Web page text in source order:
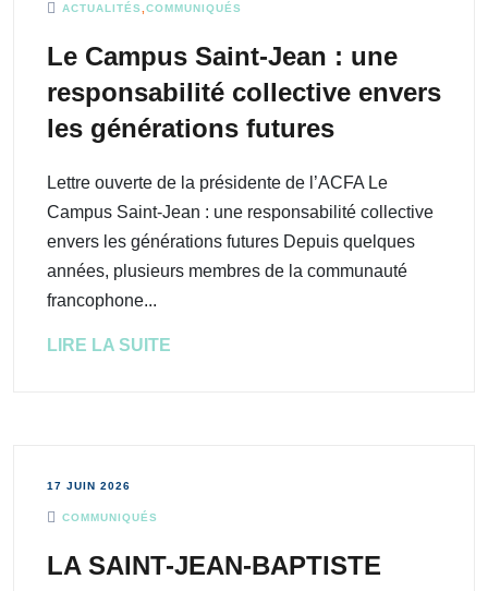
ACTUALITÉS COMMUNIQUÉS
Le Campus Saint-Jean : une
responsabilité collective envers
les générations futures
Lettre ouverte de la présidente de l’ACFA Le
Campus Saint-Jean : une responsabilité collective
envers les générations futures Depuis quelques
années, plusieurs membres de la communauté
francophone...
LIRE LA SUITE
17 JUIN 2026
COMMUNIQUÉS
LA SAINT-JEAN-BAPTISTE